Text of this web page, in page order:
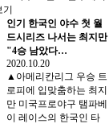
기
인기 한국인 야수 첫 월
드시리즈 나서는 최지만
"4승 남았다…
2020.10.20
▲아메리칸리그 우승 트
로피에 입맞춤하는 최지
만 미국프로야구 탬파베
이 레이스의 한국인 타